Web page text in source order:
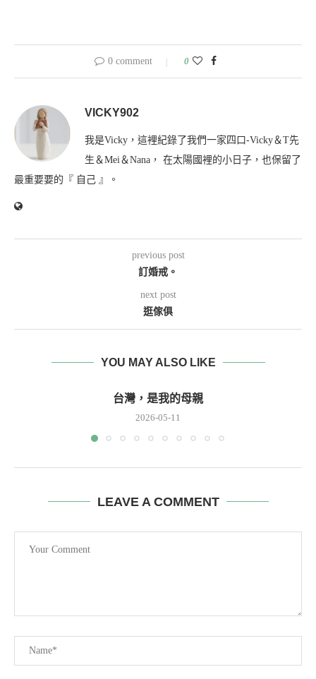
0 comment 0
VICKY902
我是Vicky，這裡紀錄了我們一家四口-Vicky＆T先
生＆Mei＆Nana， 在太陽國裡的小日子，也保留了
最重要要的『 自己 』。
previous post
訂婚戒。
next post
逛傢俱
YOU MAY ALSO LIKE
台灣，是我的母親
2026-05-11
LEAVE A COMMENT